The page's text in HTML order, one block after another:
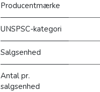
Producentmærke
UNSPSC-kategori
Salgsenhed
Antal pr.
salgsenhed